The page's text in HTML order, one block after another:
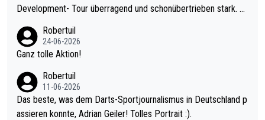
Development- Tour überragend und schonübertrieben stark. U
mal 40+ erst recht. Da gewinnst keinen Blumentopf - ist ja noc
h krasser wie ein Pokalspiel eines Kreisligisten vs einem Bund
Robertuil
24-06-2026
Ganz tolle Aktion!
Robertuil
11-06-2026
Das beste, was dem Darts-Sportjournalismus in Deutschland p
assieren konnte, Adrian Geiler! Tolles Portrait :).